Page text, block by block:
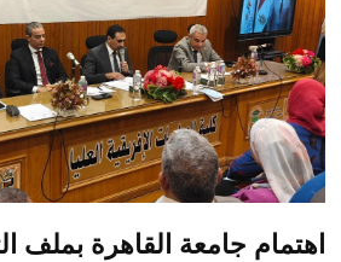
اهتمام جامعة القاهرة بملف